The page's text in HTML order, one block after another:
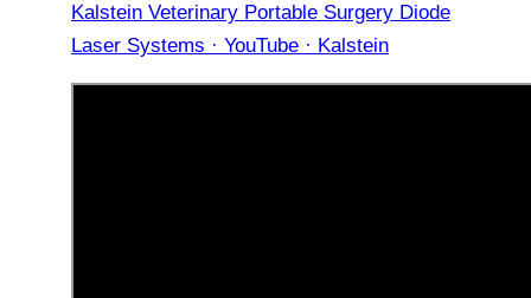
Kalstein Veterinary Portable Surgery Diode
Laser Systems · YouTube · Kalstein